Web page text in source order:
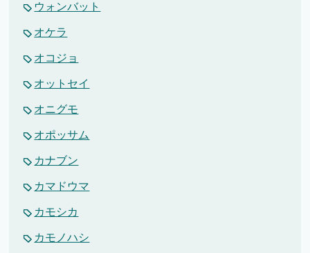
ウォンバット
オケラ
オコジョ
オットセイ
オニグモ
オポッサム
カナブン
カマドウマ
カモシカ
カモノハシ